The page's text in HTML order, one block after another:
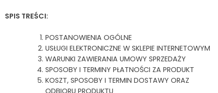
SPIS TREŚCI:
POSTANOWIENIA OGÓLNE
USŁUGI ELEKTRONICZNE W SKLEPIE INTERNETOWYM
WARUNKI ZAWIERANIA UMOWY SPRZEDAŻY
SPOSOBY I TERMINY PŁATNOŚCI ZA PRODUKT
KOSZT, SPOSOBY I TERMIN DOSTAWY ORAZ
ODBIORU PRODUKTU